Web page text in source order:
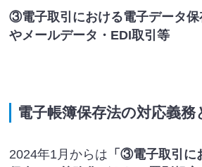
③電子取引における電子データ
やメールデータ・EDI取引等
電子帳簿保存法の対応義務
2024年1月からは 「③電子取引に